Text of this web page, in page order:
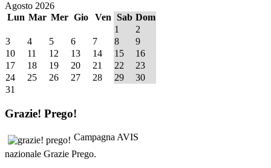
Agosto 2026
Lun Mar Mer Gio Ven Sab Dom
1
2
3
4 5 6 7 8
9
10
11 12 13 14 15
16
17
18 19 20 21 22
23
24
25 26 27 28 29
30
31
Grazie! Prego!
Campagna AVIS
nazionale Grazie Prego.